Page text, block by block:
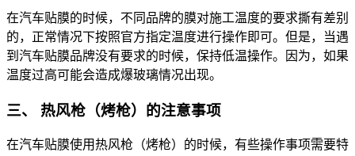
在汽车贴膜的时候，不同品牌的膜对施工温度的要求撕有差别
的，正常情况下按照官方指定温度进行操作即可。但是，当遇
到汽车贴膜品牌没有要求的时候，保持低温操作。因为，如果
温度过高可能会造成爆玻璃情况出现。
三、 热风枪（烤枪）的注意事项
在汽车贴膜使用热风枪（烤枪）的时候，有些操作事项需要特